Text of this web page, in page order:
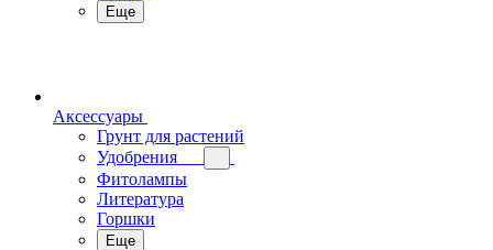
Еще
Аксессуары
Грунт для растений
Удобрения
Фитолампы
Литература
Горшки
Еще